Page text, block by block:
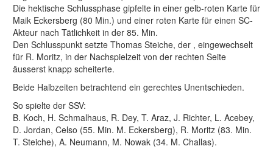
Die hektische Schlussphase gipfelte in einer gelb-roten Karte für
Maik Eckersberg (80 Min.) und einer roten Karte für einen SC-
Akteur nach Tätlichkeit in der 85. Min.
Den Schlusspunkt setzte Thomas Steiche, der , eingewechselt
für R. Moritz, in der Nachspielzeit von der rechten Seite
äusserst knapp scheiterte.
Beide Halbzeiten betrachtend ein gerechtes Unentschieden.
So spielte der SSV:
B. Koch, H. Schmalhaus, R. Dey, T. Araz, J. Richter, L. Acebey,
D. Jordan, Celso (55. Min. M. Eckersberg), R. Moritz (83. Min.
T. Steiche), A. Neumann, M. Nowak (34. M. Challas).